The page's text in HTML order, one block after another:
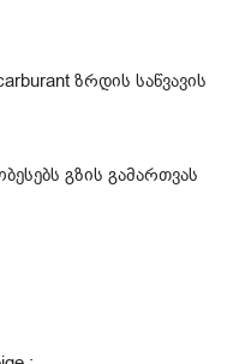
ზრდის საწვავის
გზის გამართვას